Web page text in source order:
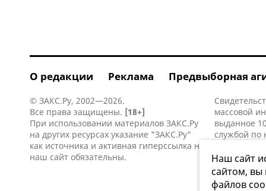
О редакции Реклама Предвыборная
© ЗАКС.Ру, 2002—2026.
Все права защищены. [18+]
При использовании материалов ЗАКС.Ру
на других ресурсах указание "ЗАКС.Ру"
как источника и активная гиперссылка на
наш сайт обязательны.
массовой
выданное
службой по
Наш сайт
сайтом, вы
файлов